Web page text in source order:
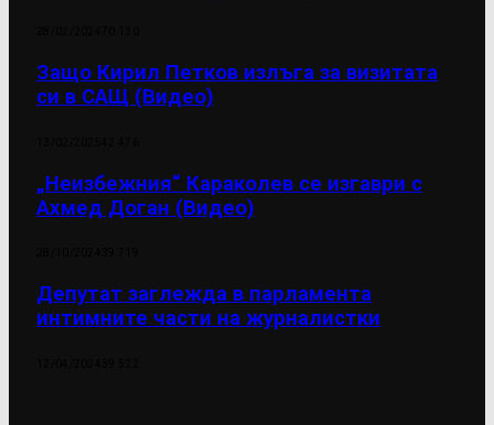
Защо Кирил Петков излъга за визитата
си в САЩ (Видео)
„Неизбежния“ Караколев се изгаври с
Ахмед Доган (Видео)
Депутат заглежда в парламента
интимните части на журналистки